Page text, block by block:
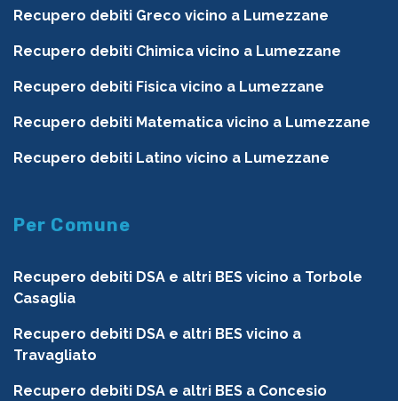
Recupero debiti Greco vicino a Lumezzane
Recupero debiti Chimica vicino a Lumezzane
Recupero debiti Fisica vicino a Lumezzane
Recupero debiti Matematica vicino a Lumezzane
Recupero debiti Latino vicino a Lumezzane
Per Comune
Recupero debiti DSA e altri BES vicino a Torbole
Casaglia
Recupero debiti DSA e altri BES vicino a
Travagliato
Recupero debiti DSA e altri BES a Concesio